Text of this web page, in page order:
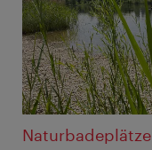
Naturbadeplätze